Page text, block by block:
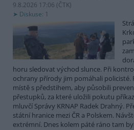
9.8.2026 17:06 (ČTK)
Diskuse: 1
horu sledovat východ slunce. Při
ochrany přírody jim pomáhali policisté.
místě s předstihem, aby působili
přestupků, za které uložili pokutu
mluvčí Správy KRNAP Radek Drahný.
státní hranice mezi ČR a Polskem.
extrémní. Dnes kolem páté ráno tam